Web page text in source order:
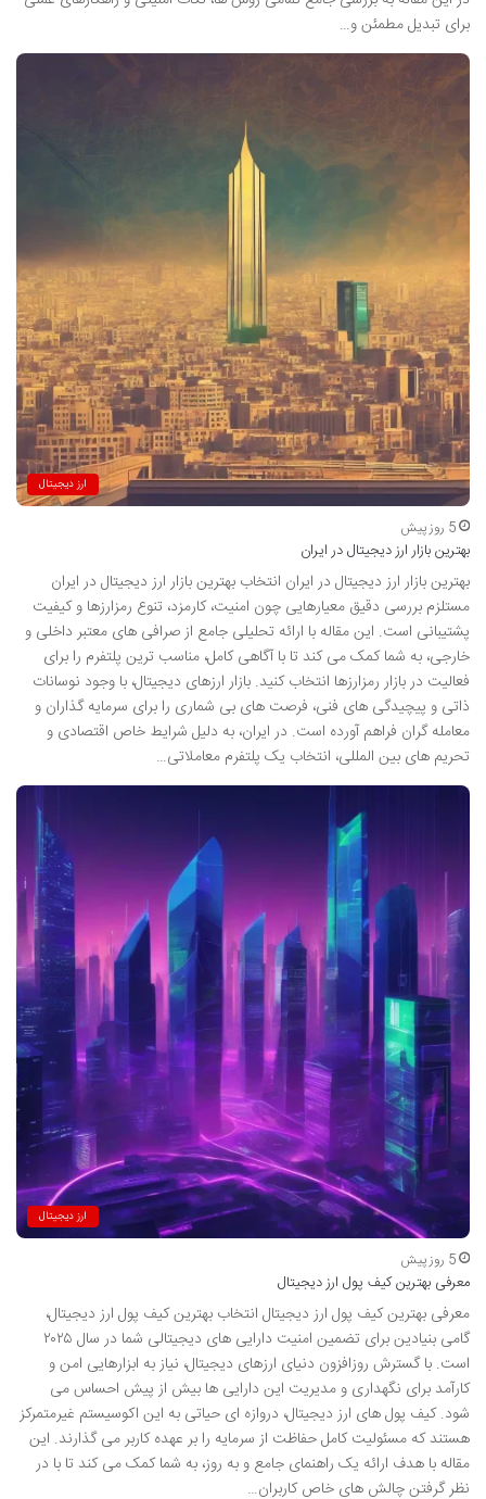
برای تبدیل مطمئن و…
ارز دیجیتال
5 روز پیش
بهترین بازار ارز دیجیتال در ایران
بهترین بازار ارز دیجیتال در ایران انتخاب بهترین بازار ارز دیجیتال در ایران
مستلزم بررسی دقیق معیارهایی چون امنیت، کارمزد، تنوع رمزارزها و کیفیت
پشتیبانی است. این مقاله با ارائه تحلیلی جامع از صرافی های معتبر داخلی و
خارجی، به شما کمک می کند تا با آگاهی کامل، مناسب ترین پلتفرم را برای
فعالیت در بازار رمزارزها انتخاب کنید. بازار ارزهای دیجیتال، با وجود نوسانات
ذاتی و پیچیدگی های فنی، فرصت های بی شماری را برای سرمایه گذاران و
معامله گران فراهم آورده است. در ایران، به دلیل شرایط خاص اقتصادی و
تحریم های بین المللی، انتخاب یک پلتفرم معاملاتی…
ارز دیجیتال
5 روز پیش
معرفی بهترین کیف پول ارز دیجیتال
معرفی بهترین کیف پول ارز دیجیتال انتخاب بهترین کیف پول ارز دیجیتال،
گامی بنیادین برای تضمین امنیت دارایی های دیجیتالی شما در سال ۲۰۲۵
است. با گسترش روزافزون دنیای ارزهای دیجیتال، نیاز به ابزارهایی امن و
کارآمد برای نگهداری و مدیریت این دارایی ها بیش از پیش احساس می
شود. کیف پول های ارز دیجیتال، دروازه ای حیاتی به این اکوسیستم غیرمتمرکز
هستند که مسئولیت کامل حفاظت از سرمایه را بر عهده کاربر می گذارند. این
مقاله با هدف ارائه یک راهنمای جامع و به روز، به شما کمک می کند تا با در
نظر گرفتن چالش های خاص کاربران…